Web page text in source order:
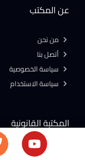
المكتبة القانونية
القوانين المصرية
عن المكتب
من نحن
أتصل بنا
سياسة الخصوصية
سياسة الاستخدام